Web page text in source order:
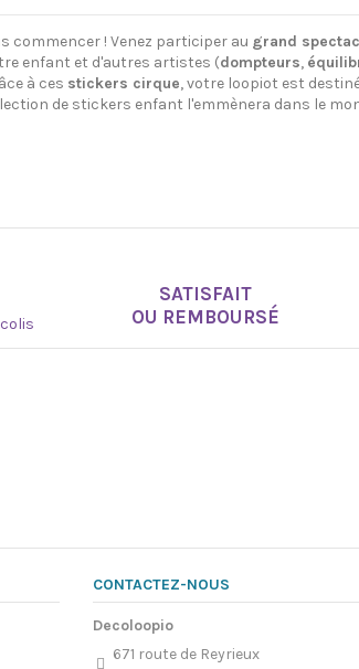
commencer ! Venez participer au grand
enfant et d'autres artistes (dompteurs,
à ces stickers cirque, votre loopiot est
de stickers enfant l'emmènera dans le
SATISFAIT
OU REMBOURSÉ
CONTACTEZ-NOUS
Decoloopio
671 route de Reyrieux